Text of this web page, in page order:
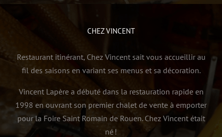
CHEZ VINCENT
Restaurant itinérant, Chez Vincent sait vous accueillir au
fil des saisons en variant ses menus et sa décoration.
Vincent Lapère a débuté dans la restauration rapide en
1998 en ouvrant son premier chalet de vente à emporter
pour la Foire Saint Romain de Rouen. Chez Vincent était
né !